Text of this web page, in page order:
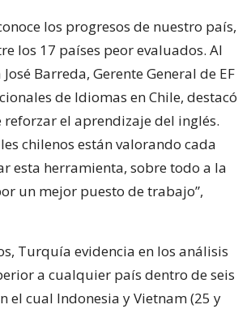
los progresos de nuestro país,
los 17 países peor evaluados. Al
Barreda, Gerente General de EF
de Idiomas en Chile, destacó
reforzar el aprendizaje del inglés.
chilenos están valorando cada
esta herramienta, sobre todo a la
un mejor puesto de trabajo”,
Turquía evidencia en los análisis
a cualquier país dentro de seis
el cual Indonesia y Vietnam (25 y